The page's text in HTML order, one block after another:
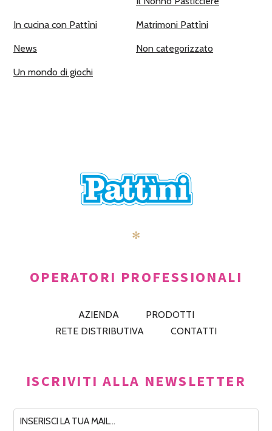
In cucina con Pattìni Matrimoni Pattìni
News Non categorizzato
Un mondo di giochi
✻
OPERATORI PROFESSIONALI
AZIENDA
PRODOTTI
RETE DISTRIBUTIVA
CONTATTI
ISCRIVITI ALLA NEWSLETTER